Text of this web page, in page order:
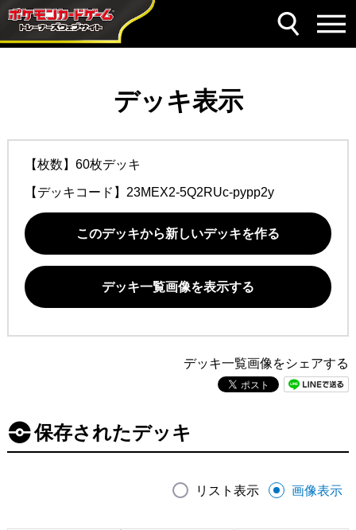
デッキ表示
【枚数】60枚デッキ
【デッキコード】 23MEX2-5Q2RUc-pypp2y
このデッキから新しいデッキを作る
デッキ一覧画像を表示する
デッキ一覧画像をシェアする
保存されたデッキ
リスト表示 画像表示